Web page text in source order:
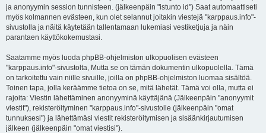
ja anonyymin session tunnisteen. (jälkeenpäin "istunto id") Saat automaattiseti
myös kolmannen evästeen, kun olet selannut joitakin viestejä "karppaus.info"-
sivustolla ja näitä käytetään tallentamaan lukemiasi vestiketjuja ja näin
parantaen käyttökokemustasi.
Saatamme myös luoda phpBB-ohjelmiston ulkopuolisen evästeen
"karppaus.info"-sivustolta, Mutta se on tämän dokumentin ulkopuolella. Tämä
on tarkoitettu vain niille sivuille, joilla on phpBB-ohjelmiston luomaa sisältöä.
Toinen tapa, jolla keräämme tietoa on se, mitä lähetät. Tämä voi olla, mutta ei
rajoita: Viestin lähettäminen anonyyminä käyttäjänä (Jälkeenpäin "anonyymit
viestit"), rekisteröityminen "karppaus.info"-sivustolle (jälkeenpäin "omat
tunnuksesi") ja lähettämäsi viestit rekisteröitymisen ja sisäänkirjautumisen
jälkeen (jälkeenpäin "omat viestisi").